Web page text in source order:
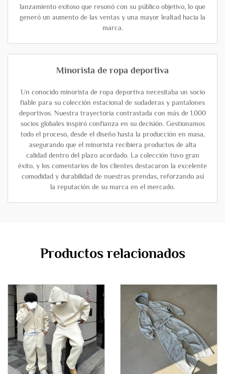
lanzamiento exitoso que resonó con su público objetivo, lo que
generó un aumento de las ventas y una mayor lealtad hacia la
marca.
Minorista de ropa deportiva
Un conocido minorista de ropa deportiva necesitaba un socio
fiable para su colección estacional de sudaderas y pantalones
deportivos. Nuestra trayectoria contrastada con más de 1.000
socios globales inspiró confianza en su decisión. Gestionamos
todo el proceso, desde el diseño hasta la producción en masa,
asegurando que el minorista recibiera productos de alta
calidad dentro del plazo acordado. La colección tuvo gran
éxito, y los comentarios de los clientes destacaron la excelente
comodidad y durabilidad de nuestras prendas, reforzando así
la reputación de su marca en el mercado.
Productos relacionados